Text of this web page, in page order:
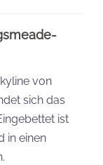
von
sich das
ist
in einen